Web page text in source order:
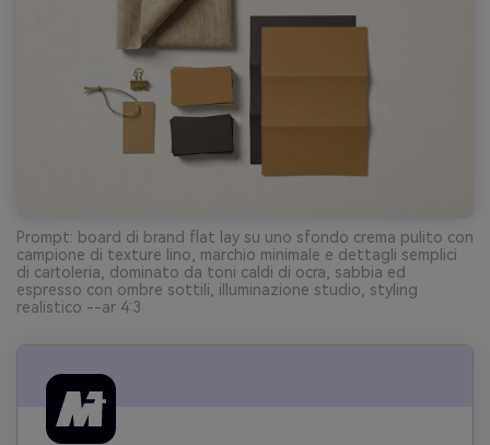
Prompt: board di brand flat lay su uno sfondo crema pulito con
campione di texture lino, marchio minimale e dettagli semplici
di cartoleria, dominato da toni caldi di ocra, sabbia ed
espresso con ombre sottili, illuminazione studio, styling
realistico --ar 4:3